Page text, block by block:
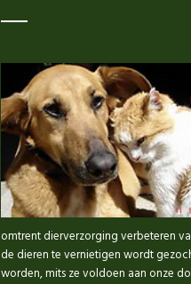
omtrent dierverzorging verbeteren
de dieren te vernietigen wordt
worden, mits ze voldoen aan onze